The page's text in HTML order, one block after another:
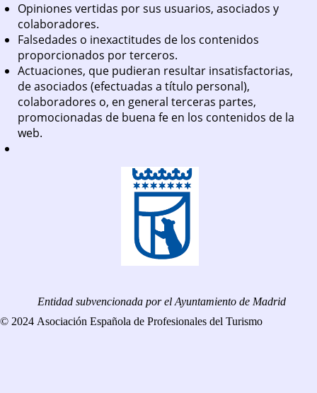
Opiniones vertidas por sus usuarios, asociados y
colaboradores.
Falsedades o inexactitudes de los contenidos
proporcionados por terceros.
Actuaciones, que pudieran resultar insatisfactorias,
de asociados (efectuadas a título personal),
colaboradores o, en general terceras partes,
promocionadas de buena fe en los contenidos de la
web.
Entidad subvencionada por el Ayuntamiento de Madrid
© 2024 Asociación Española de Profesionales del Turismo